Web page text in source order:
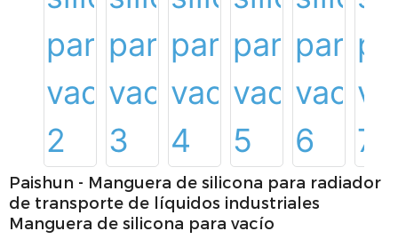
Paishun - Manguera de silicona para radiador
de transporte de líquidos industriales
Manguera de silicona para vacío